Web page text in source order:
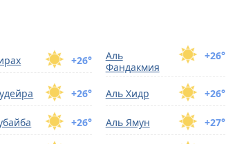
+26° +26°
Аль
Фандакмия
+26° +26°
Аль Хидр
+26° +27°
Аль Ямун